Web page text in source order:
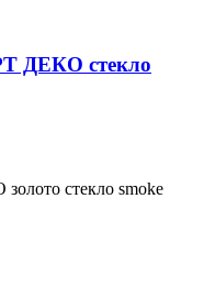
ДЕКО стекло
стекло smoke